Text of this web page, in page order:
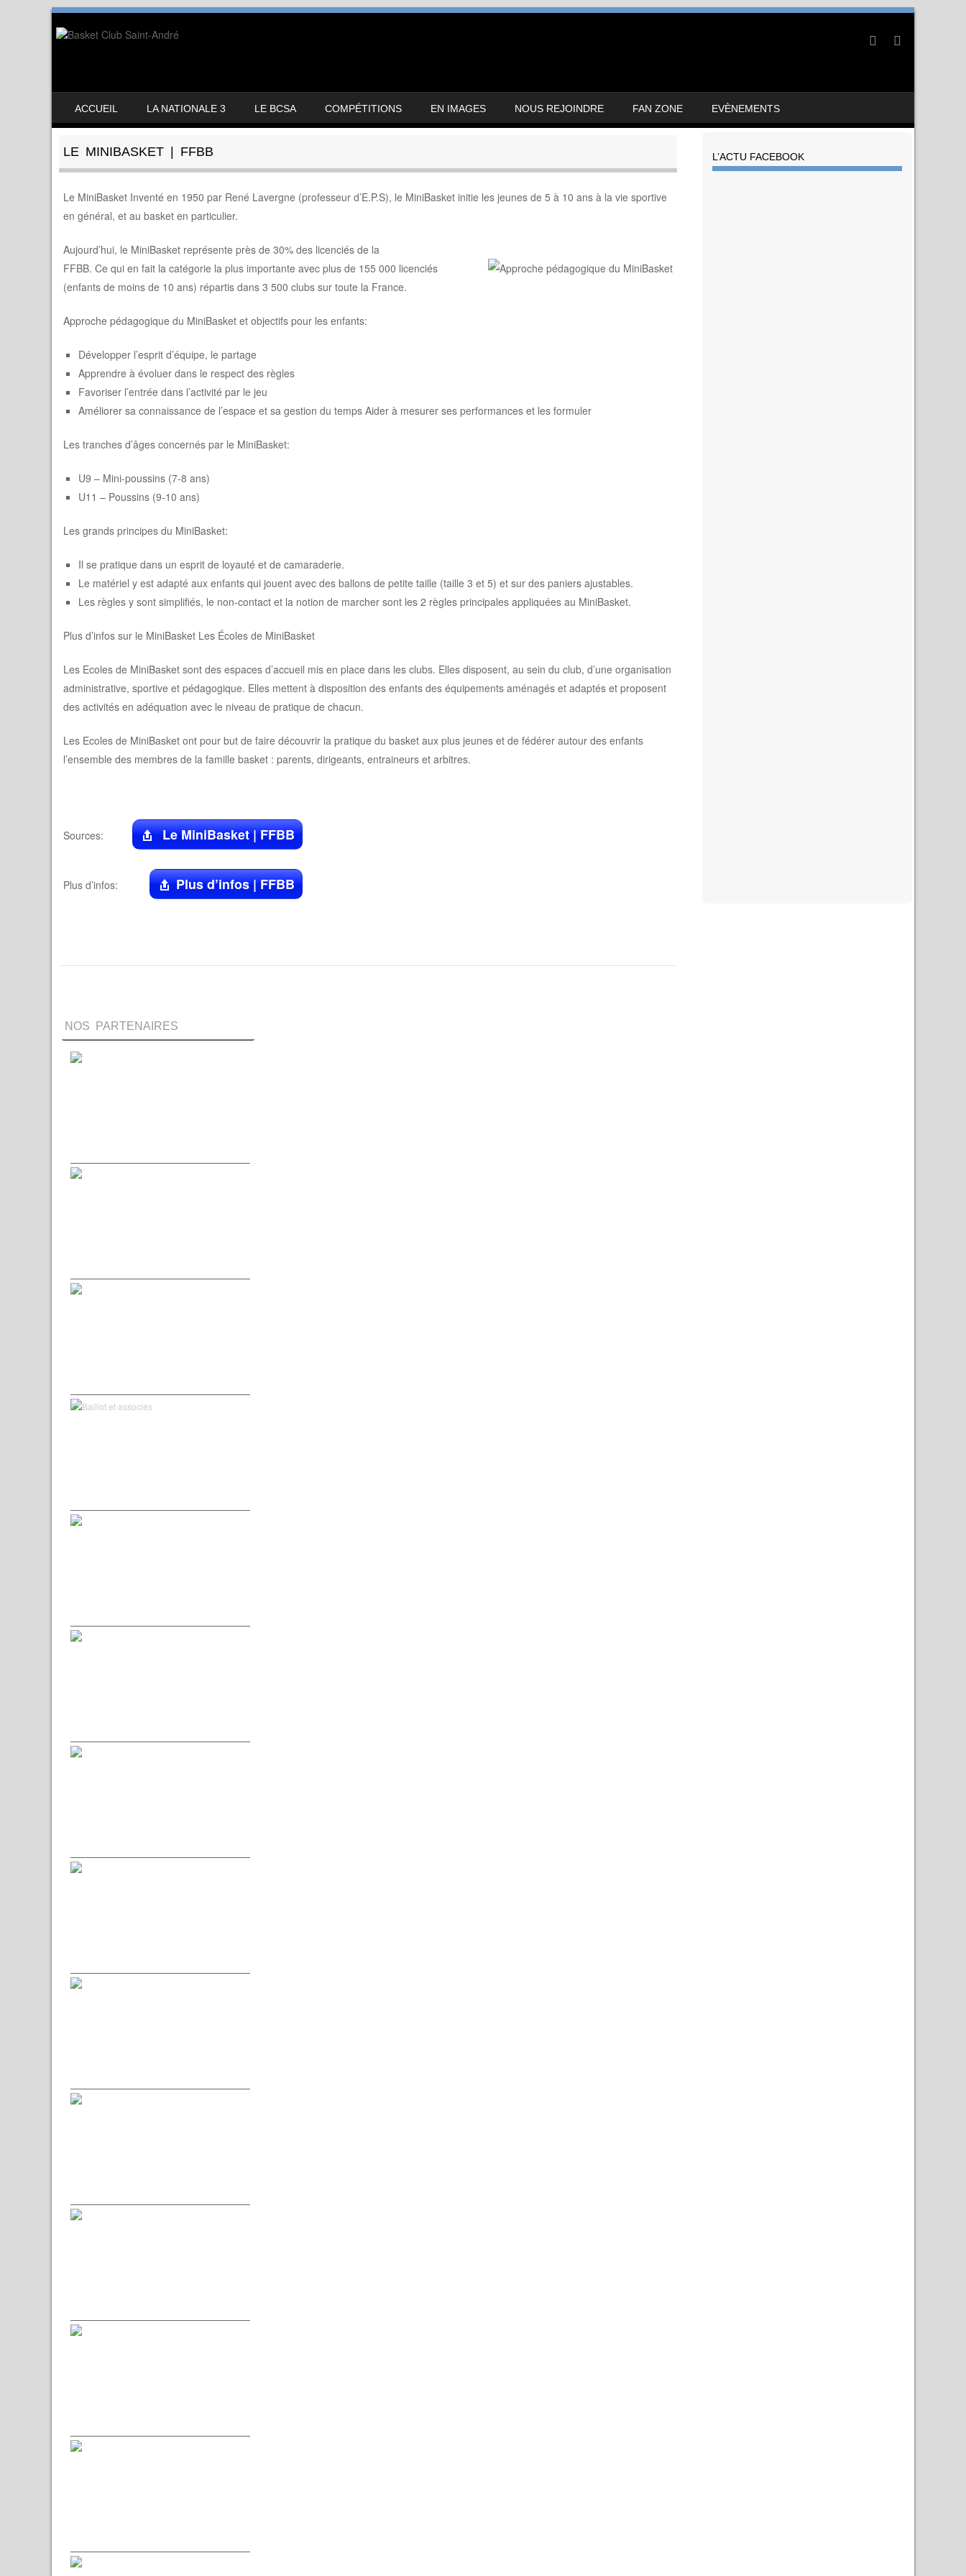
MENU
ACCUEIL LA NATIONALE 3 LE BCSA COMPÉTITIONS EN IMAGES NOUS REJOINDRE FAN ZONE EVÈNEMENTS
LE MINIBASKET | FFBB
Le MiniBasket Inventé en 1950 par René Lavergne (professeur d’E.P.S), le MiniBasket initie les jeunes de 5 à 10 ans à la vie sportive
en général, et au basket en particulier.
Aujourd’hui, le MiniBasket représente près de 30% des licenciés de la
FFBB. Ce qui en fait la catégorie la plus importante avec plus de 155 000 licenciés
(enfants de moins de 10 ans) répartis dans 3 500 clubs sur toute la France.
Approche pédagogique du MiniBasket et objectifs pour les enfants:
Développer l’esprit d’équipe, le partage
Apprendre à évoluer dans le respect des règles
Favoriser l’entrée dans l’activité par le jeu
Améliorer sa connaissance de l’espace et sa gestion du temps Aider à mesurer ses performances et les formuler
Les tranches d’âges concernés par le MiniBasket:
U9 – Mini-poussins (7-8 ans)
U11 – Poussins (9-10 ans)
Les grands principes du MiniBasket:
Il se pratique dans un esprit de loyauté et de camaraderie.
Le matériel y est adapté aux enfants qui jouent avec des ballons de petite taille (taille 3 et 5) et sur des paniers ajustables.
Les règles y sont simplifiés, le non-contact et la notion de marcher sont les 2 règles principales appliquées au MiniBasket.
Plus d’infos sur le MiniBasket Les Écoles de MiniBasket
Les Ecoles de MiniBasket sont des espaces d’accueil mis en place dans les clubs. Elles disposent, au sein du club, d’une organisation
administrative, sportive et pédagogique. Elles mettent à disposition des enfants des équipements aménagés et adaptés et proposent
des activités en adéquation avec le niveau de pratique de chacun.
Les Ecoles de MiniBasket ont pour but de faire découvrir la pratique du basket aux plus jeunes et de fédérer autour des enfants
l’ensemble des membres de la famille basket : parents, dirigeants, entraineurs et arbitres.
Sources: Le MiniBasket | FFBB
Plus d’infos: Plus d’infos | FFBB
L’ACTU FACEBOOK
NOS PARTENAIRES